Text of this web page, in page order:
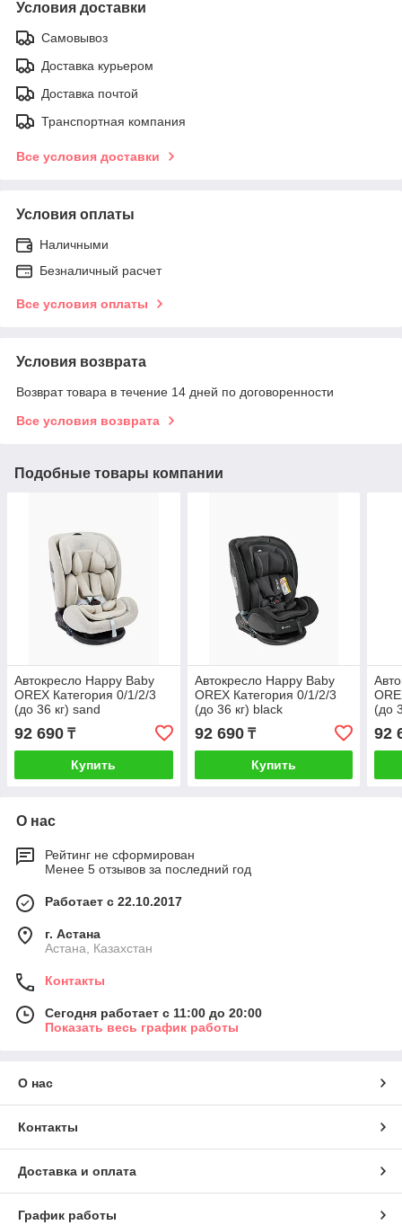
Условия доставки
Самовывоз
Доставка курьером
Доставка почтой
Транспортная компания
Все условия доставки
Условия оплаты
Наличными
Безналичный расчет
Все условия оплаты
Условия возврата
Возврат товара в течение 14 дней по договоренности
Все условия возврата
Подобные товары компании
Автокресло Happy Baby
OREX Категория 0/1/2/3
(до 36 кг) sand
92 690 ₸
Купить
Автокресло Happy Baby
OREX Категория 0/1/2/3
(до 36 кг) black
92 690₸
Купить
(до
92
О нас
Рейтинг не сформирован
Менее 5 отзывов за последний год
Работает с 22.10.2017
г. Астана
Астана, Казахстан
Контакты
Сегодня работает с 11:00 до 20:00
Показать весь график работы
О нас
Контакты
Доставка и оплата
График работы